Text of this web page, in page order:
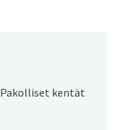
Pakolliset kentät